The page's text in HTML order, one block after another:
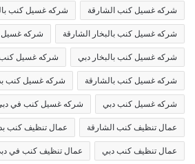
شركه غسيل كنب الشارقة شركه غسيل كنب
شركه غسيل كنب بالبخار الشارقة شركه غسيل
شركه غسيل كنب بالبخار دبي شركه غسيل كنب
شركه غسيل كنب بالشارقة شركه غسيل كنب
شركه غسيل كنب دبي شركه غسيل كنب في
عمال تنظيف كنب الشارقة عمال تنظيف كنب
عمال تنظيف كنب دبي عمال تنظيف كنب في